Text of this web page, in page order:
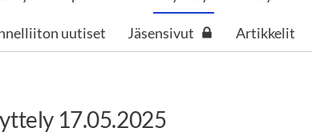
uutiset Jäsensivut Artikkelit
17.05.2025